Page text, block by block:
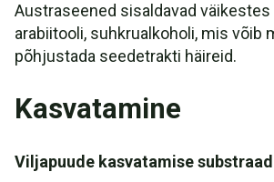
Austraseened sisaldavad
arabiitooli, suhkrualkoholi, mis võib
põhjustada seedetrakti häireid.
Kasvatamine
Viljapuude kasvatamise